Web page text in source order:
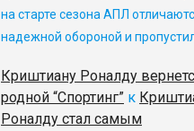
на старте сезона АПЛ
надежной обороной и
Криштиану Роналду
родной “Спортинг” к
Роналду стал самым